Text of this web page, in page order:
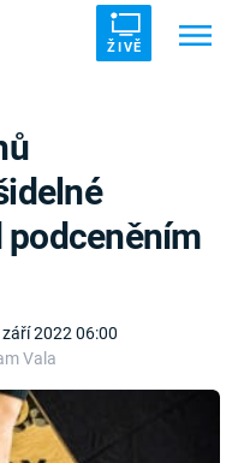
ŽIVĚ
2022 06:00
Vala
podceněním